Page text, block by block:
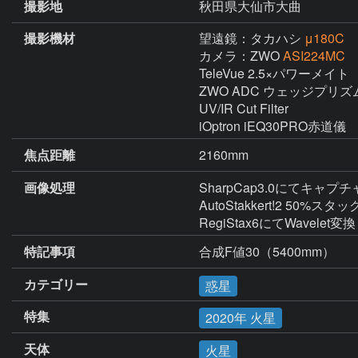
撮影地
秋田県大仙市大曲
撮影機材
望遠鏡：タカハシ μ180C
カメラ：ZWOASI224MC
TeleVue 2.5×パワーメイト
ZWO ADC ウェッジプリズ
UV/IR Cut Filter
iOptron iEQ30PRO赤道儀
焦点距離
2160mm
画像処理
SharpCap3.0にてキャプチ
AutoStakkert!2 50%スタッ
RegiStax6にてWavelet変換
特記事項
合成F値30（5400mm）
カテゴリー
惑星
特集
2020年 火星
天体
火星